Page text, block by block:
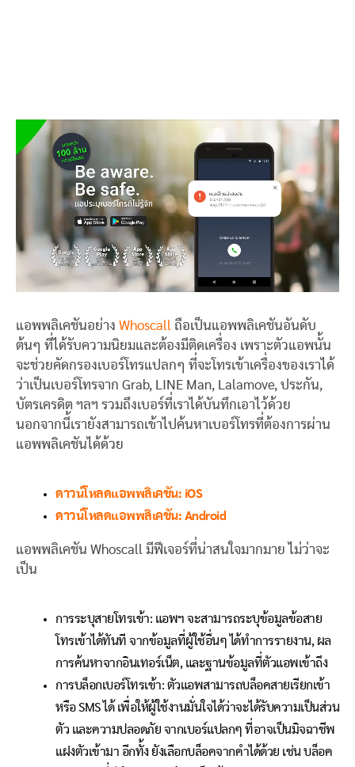
แอพพลิเคชันอย่าง Whoscall ถือเป็นแอพพลิเคชันอันดับ
ต้นๆ ที่ได้รับความนิยมและต้องมีติดเครื่อง เพราะตัวแอพนั้น
จะช่วยคัดกรองเบอร์โทรแปลกๆ ที่จะโทรเข้าเครื่องของเราได้
ว่าเป็นเบอร์โทรจาก Grab, LINE Man, Lalamove, ประกัน,
บัตรเครดิต ฯลฯ รวมถึงเบอร์ที่เราได้บันทึกเอาไว้ด้วย
นอกจากนี้เรายังสามารถเข้าไปค้นหาเบอร์โทรที่ต้องการผ่าน
แอพพลิเคชันได้ด้วย
ดาวน์โหลดแอพพลิเคชัน: iOS
ดาวน์โหลดแอพพลิเคชัน: Android
แอพพลิเคชัน Whoscall มีฟีเจอร์ที่น่าสนใจมากมาย ไม่ว่าจะ
เป็น
การระบุสายโทรเข้า: แอพฯ จะสามารถระบุข้อมูลข้อสาย
โทรเข้าได้ทันที จากข้อมูลที่ผู้ใช้อื่นๆ ได้ทำการรายงาน, ผล
การค้นหาจากอินเทอร์เน็ต, และฐานข้อมูลที่ตัวแอพเข้าถึง
การบล็อกเบอร์โทรเข้า: ตัวแอพสามารถบล็อคสายเรียกเข้า
หรือ SMS ได้ เพื่อให้ผู้ใช้งานมั่นใจได้ว่าจะได้รับความเป็นส่วน
ตัว และความปลอดภัย จากเบอร์แปลกๆ ที่อาจเป็นมิจฉาชีพ
แฝงตัวเข้ามา อีกทั้ง ยังเลือกบล็อคจากคำได้ด้วย เช่น บล็อค